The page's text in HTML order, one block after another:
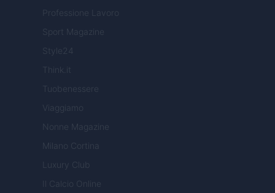
Professione Lavoro
Sport Magazine
Style24
Think.it
Tuobenessere
Viaggiamo
Nonne Magazine
Milano Cortina
Luxury Club
Il Calcio Online